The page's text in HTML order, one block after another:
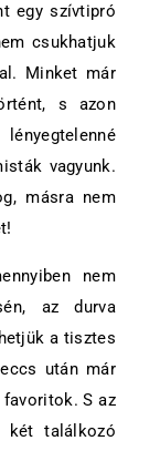
egy szívtipró
csukhatjuk
Minket már
s azon
vagyunk.
másra nem
nem
az durva
a tisztes
után már
favoritok. S az
találkozó